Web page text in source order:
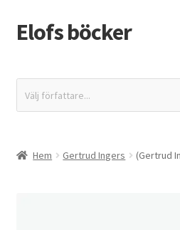
Hoppa
till
Hoppa
till
Elofs böcker
Återbetalnings- och returpolicy
Välj författare...
Hem Gertrud Ingers (Gertrud